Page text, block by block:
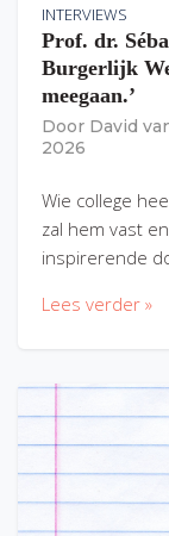
INTERVIEWS
Prof. dr.
Burgerlijk
meegaan.’
Door David
2026
Wie college
zal hem vast
inspirerende
Lees verder »